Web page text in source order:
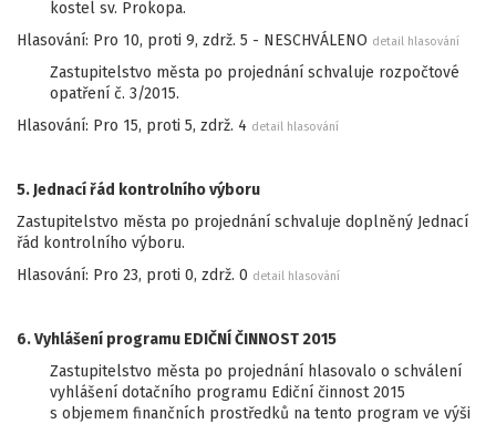
kostel sv. Prokopa.
Hlasování: Pro 10, proti 9, zdrž. 5 - NESCHVÁLENO detail hlasování
Zastupitelstvo města po projednání schvaluje rozpočtové
opatření č. 3/2015.
Hlasování: Pro 15, proti 5, zdrž. 4 detail hlasování
5. Jednací řád kontrolního výboru
Zastupitelstvo města po projednání schvaluje doplněný Jednací
řád kontrolního výboru.
Hlasování: Pro 23, proti 0, zdrž. 0 detail hlasování
6. Vyhlášení programu EDIČNÍ ČINNOST 2015
Zastupitelstvo města po projednání hlasovalo o schválení
vyhlášení dotačního programu Ediční činnost 2015
s objemem finančních prostředků na tento program ve výši